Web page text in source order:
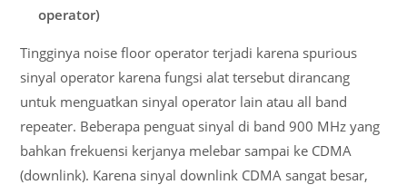
operator)
Tingginya noise floor operator terjadi karena spurious
sinyal operator karena fungsi alat tersebut dirancang
untuk menguatkan sinyal operator lain atau all band
repeater. Beberapa penguat sinyal di band 900 MHz yang
bahkan frekuensi kerjanya melebar sampai ke CDMA
(downlink). Karena sinyal downlink CDMA sangat besar,